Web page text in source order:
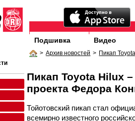
Подшивка Видео
> Архив новостей > Пикап
Пикап Toyota Hilux
проекта Федора
Тойотовский пикап стал
всемирно известного